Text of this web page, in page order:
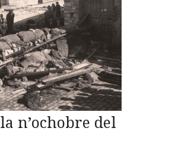
n’ochobre del